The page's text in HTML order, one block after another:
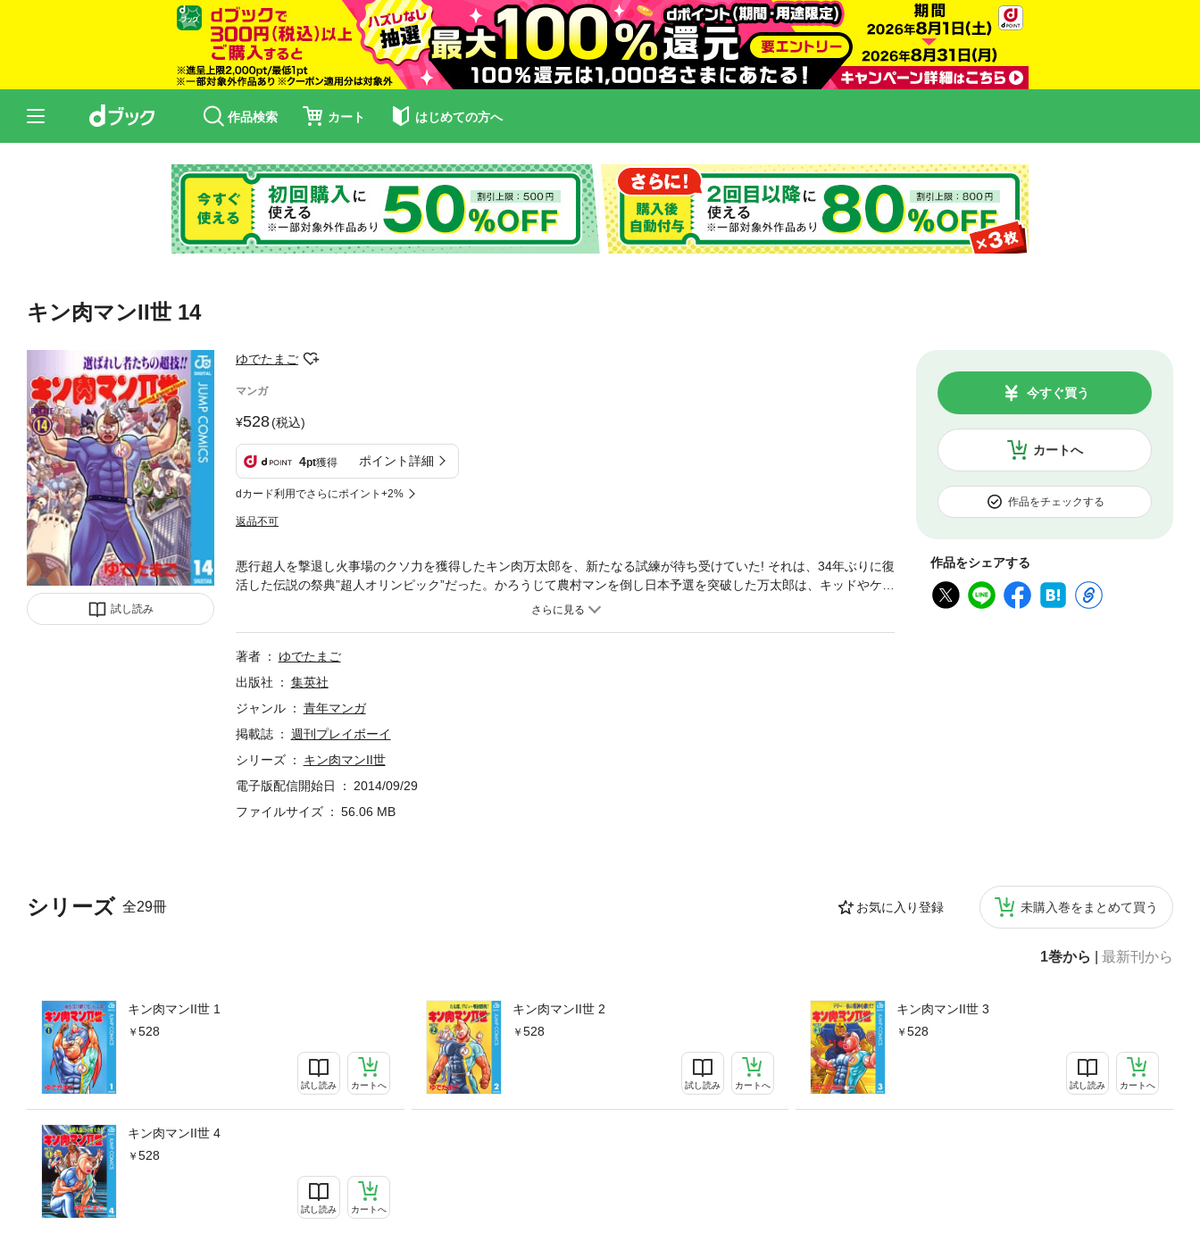
作品検索 カート はじめての方へ
キン肉マンII世 14
試し読み
ゆでたまご
マンガ
528(税込)
4pt獲得 ポイント詳細
dカード利用でさらにポイント+2%
返品不可
カートへ
今すぐ買う
作品をチェックする
作品をシェアする
シリーズ 全29冊 お気に入り登録 未購入巻をまとめて買う
1巻から 最新刊から
キン肉マンII世 1
528
試し読み カートへ
キン肉マンII世 2
528
試し読み カートへ
キン肉マンII世 3
528
試し読み カートへ
キン肉マンII世 4
528
試し読み カートへ
悪行超人を撃退し火事場のクソ力を獲得したキン肉万太郎を、新たなる試練が待ち受けていた! それは、34年ぶりに復
活した伝説の祭典”超人オリンピック”だった。かろうじて農村マンを倒し日本予選を突破した万太郎は、キッドやケビ
著者
ゆでたまご
出版社
集英社
ジャンル
青年マンガ
掲載誌
週刊プレイボーイ
シリーズ
キン肉マンII世
電子版配信開始日
2014/09/29
ファイルサイズ
56.06 MB